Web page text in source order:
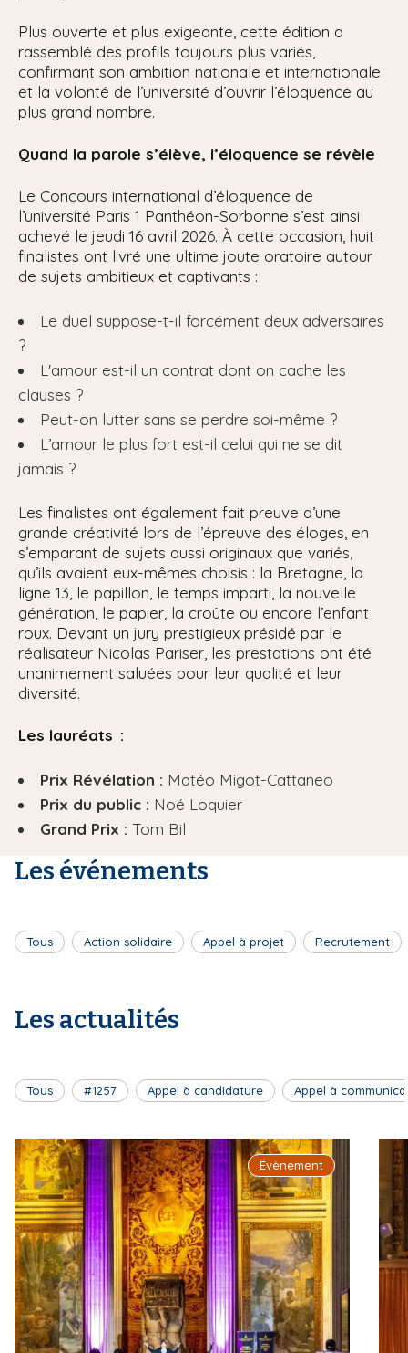
Plus ouverte et plus exigeante, cette édition a
rassemblé des profils toujours plus variés,
confirmant son ambition nationale et internationale
et la volonté de l’université d’ouvrir l’éloquence au
plus grand nombre.
Quand la parole s’élève, l’éloquence se révèle
Le Concours international d’éloquence de
l’université Paris 1 Panthéon-Sorbonne s’est ainsi
achevé le jeudi 16 avril 2026. À cette occasion, huit
finalistes ont livré une ultime joute oratoire autour
de sujets ambitieux et captivants :
Le duel suppose-t-il forcément deux adversaires
?
L'amour est-il un contrat dont on cache les
clauses ?
Peut-on lutter sans se perdre soi-même ?
L’amour le plus fort est-il celui qui ne se dit
jamais ?
Les finalistes ont également fait preuve d’une
grande créativité lors de l’épreuve des éloges, en
s’emparant de sujets aussi originaux que variés,
qu’ils avaient eux-mêmes choisis : la Bretagne, la
ligne 13, le papillon, le temps imparti, la nouvelle
génération, le papier, la croûte ou encore l’enfant
roux. Devant un jury prestigieux présidé par le
réalisateur Nicolas Pariser, les prestations ont été
unanimement saluées pour leur qualité et leur
diversité.
Les lauréats :
Prix Révélation : Matéo Migot-Cattaneo
Prix du public : Noé Loquier
Grand Prix : Tom Bil
Les événements
Tous Action solidaire Appel à projet Recrutement
Les actualités
Tous #1257 Appel à candidature Appel à
Évènement